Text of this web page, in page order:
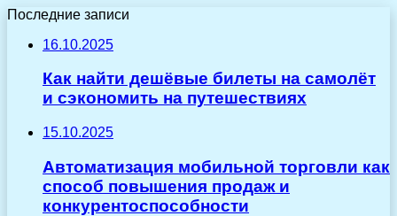
Последние записи
16.10.2025
Как найти дешёвые билеты на самолёт
и сэкономить на путешествиях
15.10.2025
Автоматизация мобильной торговли как
способ повышения продаж и
конкурентоспособности